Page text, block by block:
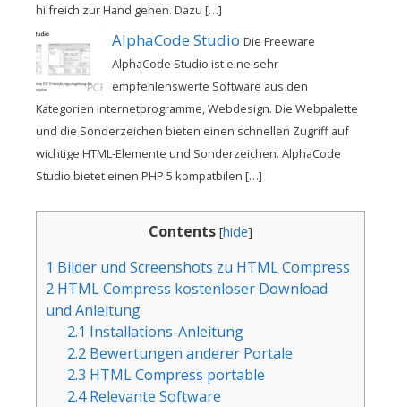
hilfreich zur Hand gehen. Dazu […]
AlphaCode Studio Die Freeware
AlphaCode Studio ist eine sehr
empfehlenswerte Software aus den
Kategorien Internetprogramme, Webdesign. Die Webpalette
und die Sonderzeichen bieten einen schnellen Zugriff auf
wichtige HTML-Elemente und Sonderzeichen. AlphaCode
Studio bietet einen PHP 5 kompatbilen […]
Contents [hide]
1 Bilder und Screenshots zu HTML Compress
2 HTML Compress kostenloser Download
und Anleitung
2.1 Installations-Anleitung
2.2 Bewertungen anderer Portale
2.3 HTML Compress portable
2.4Relevante Software